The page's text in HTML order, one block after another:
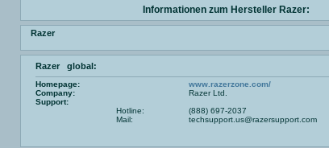
Informationen zum Hersteller Razer:
Razer
Razer global:
Homepage:
www.razerzone.com/
Company:
Razer Ltd.
Support:
Hotline:
(888) 697-2037
Mail:
techsupport.us@razersupport.com